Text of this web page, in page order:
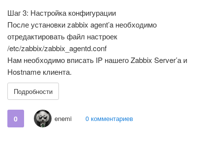
Шаг 3: Настройка конфигурации
После установки zabbix agent’a необходимо
отредактировать файл настроек
/etc/zabbix/zabbix_agentd.conf
Нам необходимо вписать IP нашего Zabbix Server’а и
Hostname клиента.
Подробности
0 enemi 0 комментариев